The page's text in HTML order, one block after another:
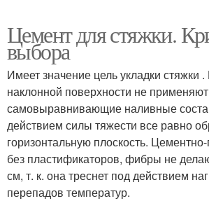
Цемент для стяжки.
выбора
Имеет значение цель укладки стяжки
наклонной поверхности не применяют
самовыравнивающие наливные
действием силы тяжести все равно
горизонтальную плоскость.
без пластификаторов, фибры не
см, т. к. она треснет под действием
перепадов температур.